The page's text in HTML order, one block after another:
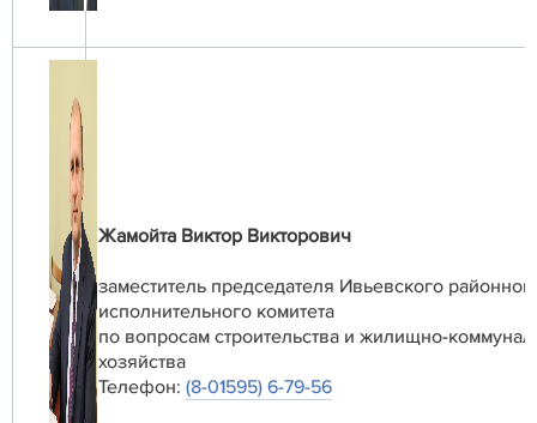
Жамойта Виктор Викторович
заместитель председателя Ивьевского
исполнительного комитета
по вопросам строительства и жилищно-
хозяйства
Телефон: (8-01595) 6-79-56